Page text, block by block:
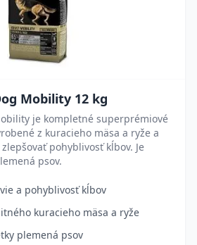
Mobility 12 kg
je kompletné superprémiové
z kuracieho mäsa a ryže a
pohyblivosť kĺbov. Je
psov.
a pohyblivosť kĺbov
kuracieho mäsa a ryže
plemená psov